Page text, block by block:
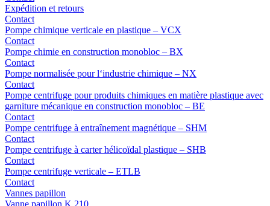
Expédition et retours
Contact
Pompe chimique verticale en plastique – VCX
Contact
Pompe chimie en construction monobloc – BX
Contact
Pompe normalisée pour l‘industrie chimique – NX
Contact
Pompe centrifuge pour produits chimiques en matière plastique avec
garniture mécanique en construction monobloc – BE
Contact
Pompe centrifuge à entraînement magnétique – SHM
Contact
Pompe centrifuge à carter hélicoïdal plastique – SHB
Contact
Pompe centrifuge verticale – ETLB
Contact
Vannes papillon